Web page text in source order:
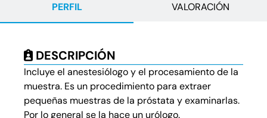
PERFIL VALORACIÓN
DESCRIPCIÓN
Incluye el anestesiólogo y el procesamiento de la
muestra. Es un procedimiento para extraer
pequeñas muestras de la próstata y examinarlas.
Por lo general se la hace un urólogo.